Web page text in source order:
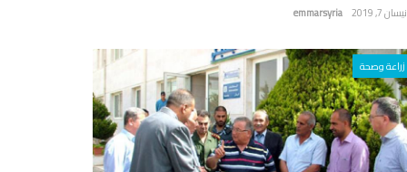
emmarsyria نيسان 7, 2019
زراعة وصحة